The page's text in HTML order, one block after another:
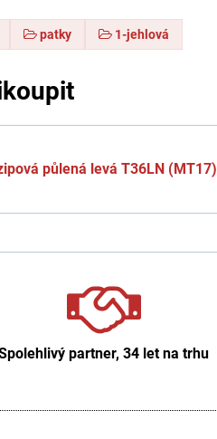
patky 1-jehlová
půlená levá T36LN (MT17)
partner, 34 let na trhu